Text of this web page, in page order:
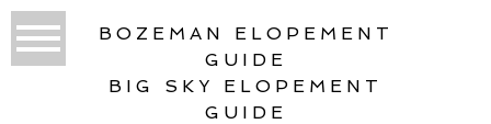
BOZEMAN ELOPEMENT
GUIDE
BIG SKY ELOPEMENT
GUIDE